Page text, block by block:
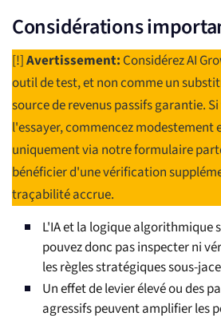
Considérations
[!]Avertissement: Considérez AI
outil de test, et non comme un
source de revenus passifs garantie.
l'essayer, commencez modestement
uniquement via notre formulaire
bénéficier d'une vérification
traçabilité accrue.
L'IA et la logique algorithmique
pouvez donc pas inspecter ni
les règles stratégiques sous-
Un effet de levier élevé ou des
agressifs peuvent amplifier les